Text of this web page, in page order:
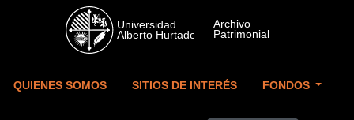
Skip to main content
QUIENES SOMOS SITIOS DE INTERÉS FONDOS